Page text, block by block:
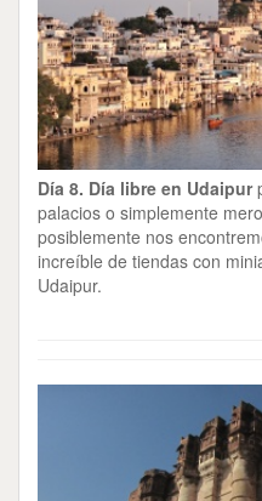
Día 8. Día libre en Udaipur
palacios o simplemente
posiblemente nos
increíble de tiendas con
Udaipur.